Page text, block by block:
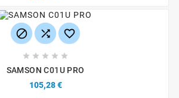
  
    
SAMSON C01U PRO
105,28 €